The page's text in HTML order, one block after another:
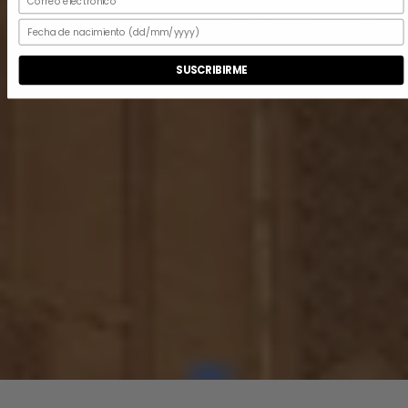
SUSCRIBIRME